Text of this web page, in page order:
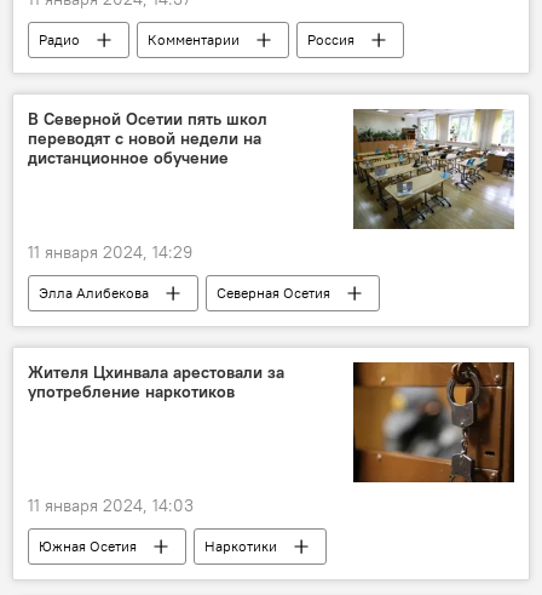
Радио Комментарии
Россия
Экономика
Центробанк России
рубль
В Северной Осетии пять школ
переводят с новой недели на
дистанционное обучение
11 января 2024, 14:29
Элла Алибекова
Северная Осетия
школа
Образование Новости
Жителя Цхинвала арестовали за
употребление наркотиков
11 января 2024, 14:03
Южная Осетия
Наркотики
МВД Южной Осетии
Новости